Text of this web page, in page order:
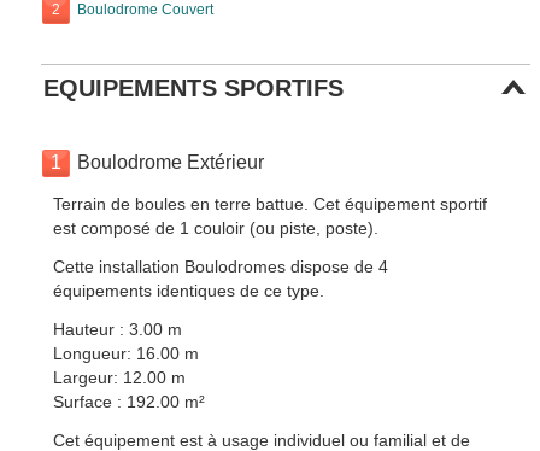
2 Boulodrome Couvert
EQUIPEMENTS SPORTIFS
1 Boulodrome Extérieur
Terrain de boules en terre battue. Cet équipement sportif
est composé de 1 couloir (ou piste, poste).
Cette installation Boulodromes dispose de 4
équipements identiques de ce type.
Hauteur : 3.00 m
Longueur: 16.00 m
Largeur: 12.00 m
Surface : 192.00 m²
Cet équipement est à usage individuel ou familial et de